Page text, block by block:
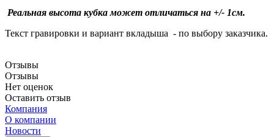
Реальная высота кубка может отличаться на +/- 1см.
Текст гравировки и вариант вкладыша - по выбору заказчика.
Отзывы
Отзывы
Нет оценок
Оставить отзыв
Компания
О компании
Новости